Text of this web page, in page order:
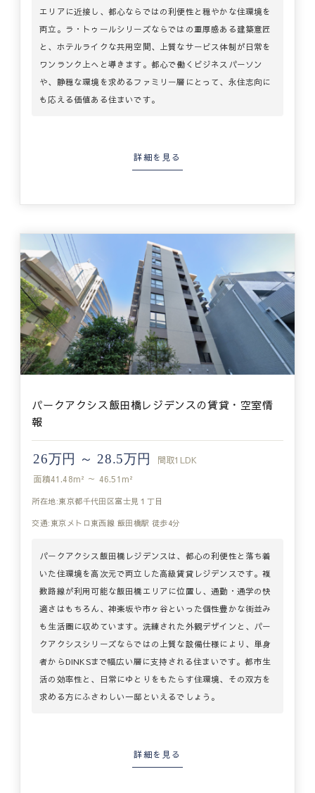
エリアに近接し、都心ならではの利便性と穏やかな住環境を
両立。ラ・トゥールシリーズならではの重厚感ある建築意匠
と、ホテルライクな共用空間、上質なサービス体制が日常を
ワンランク上へと導きます。都心で働くビジネスパーソン
や、静穏な環境を求めるファミリー層にとって、永住志向に
も応える価値ある住まいです。
詳細を見る
パークアクシス飯田橋レジデンスの賃貸・空室情
報
26万円 ～ 28.5万円 間取1LDK
面積41.48m² ～ 46.51m²
所在地:東京都千代田区富士見１丁目
交通:東京メトロ東西線 飯田橋駅 徒歩4分
パークアクシス飯田橋レジデンスは、都心の利便性と落ち着
いた住環境を高次元で両立した高級賃貸レジデンスです。複
数路線が利用可能な飯田橋エリアに位置し、通勤・通学の快
適さはもちろん、神楽坂や市ヶ谷といった個性豊かな街並み
も生活圏に収めています。洗練された外観デザインと、パー
クアクシスシリーズならではの上質な設備仕様により、単身
者からDINKSまで幅広い層に支持される住まいです。都市生
活の効率性と、日常にゆとりをもたらす住環境、その双方を
求める方にふさわしい一邸といえるでしょう。
詳細を見る